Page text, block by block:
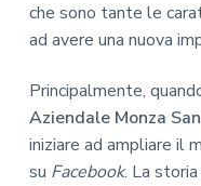
che sono tante le
ad avere una nuova
Principalmente,
Aziendale Monza
iniziare ad ampliare il
su Facebook. La